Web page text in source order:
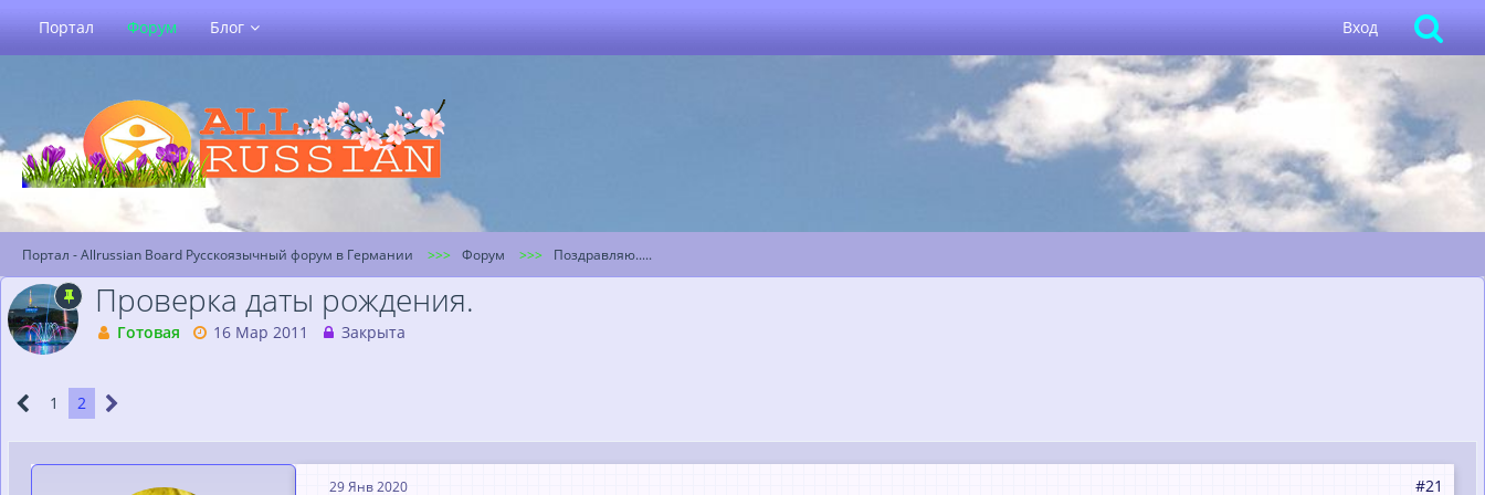
Портал Форум Блог Вход
Портал - Allrussian Board Русскоязычный форум в Германии Форум Поздравляю.....
Проверка даты рождения.
Готовая 16 Мар 2011 Закрыта
1 2
29 Янв 2020 #21